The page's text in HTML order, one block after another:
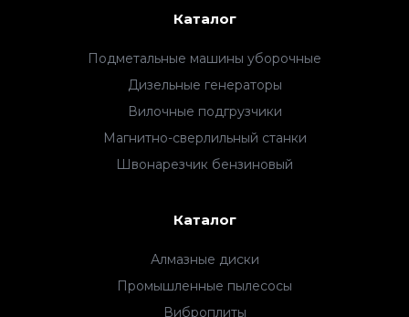
Каталог
Подметальные машины уборочные
Дизельные генераторы
Вилочные подгрузчики
Магнитно-сверлильный станки
Швонарезчик бензиновый
Каталог
Алмазные диски
Промышленные пылесосы
Виброплиты